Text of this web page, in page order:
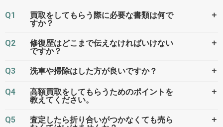
Q1
買取をしてもらう際に必要な書類は何で
すか？
＋
Q2
修復歴はどこまで伝えなければいけない
ですか？
＋
Q3 洗車や掃除はした方が良いですか？ ＋
Q4
高額買取をしてもらうためのポイントを
教えてください。
＋
Q5
査定したら折り合いがつかなくても売ら
＋